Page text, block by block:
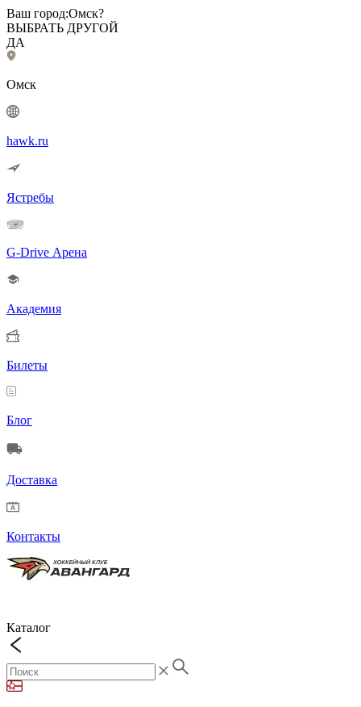
Ваш город:Омск?
ВЫБРАТЬ ДРУГОЙ
ДА
Омск
hawk.ru
Ястребы
G-Drive Арена
Академия
Билеты
Блог
Доставка
Контакты
Каталог